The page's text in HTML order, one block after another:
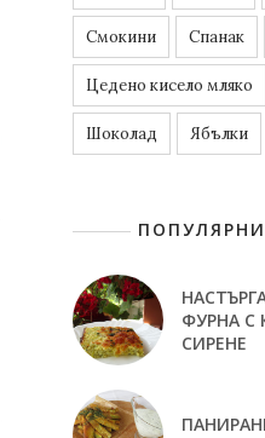
Смокини Спанак
Цедено кисело мляко
Шоколад Ябълки
ФУРНА С
СИРЕНЕ